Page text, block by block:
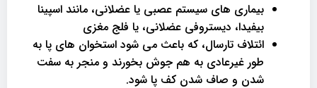
بیماری های سیستم عصبی یا عضلانی، مانند اسپینا
بیفیدا، دیستروفی عضلانی، یا فلج مغزی
ائتلاف تارسال، که باعث می شود استخوان های پا به
طور غیرعادی به هم جوش بخورند و منجر به سفت
شدن و صاف شدن کف پا شود.